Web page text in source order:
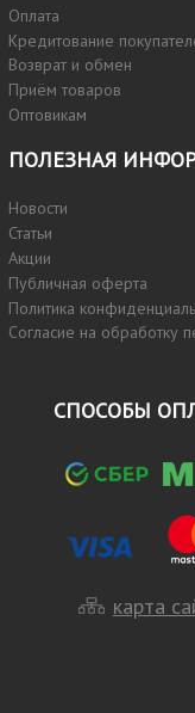
Оплата
Кредитование
Возврат и обмен
Приём товаров
Оптовикам
ПОЛЕЗНАЯ
Новости
Статьи
Акции
Публичная оферта
Политика
Согласие на обработку
СПОСОБЫ
карта